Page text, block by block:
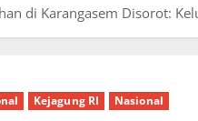
di Karangasem Disorot:
Kejagung RI Nasional